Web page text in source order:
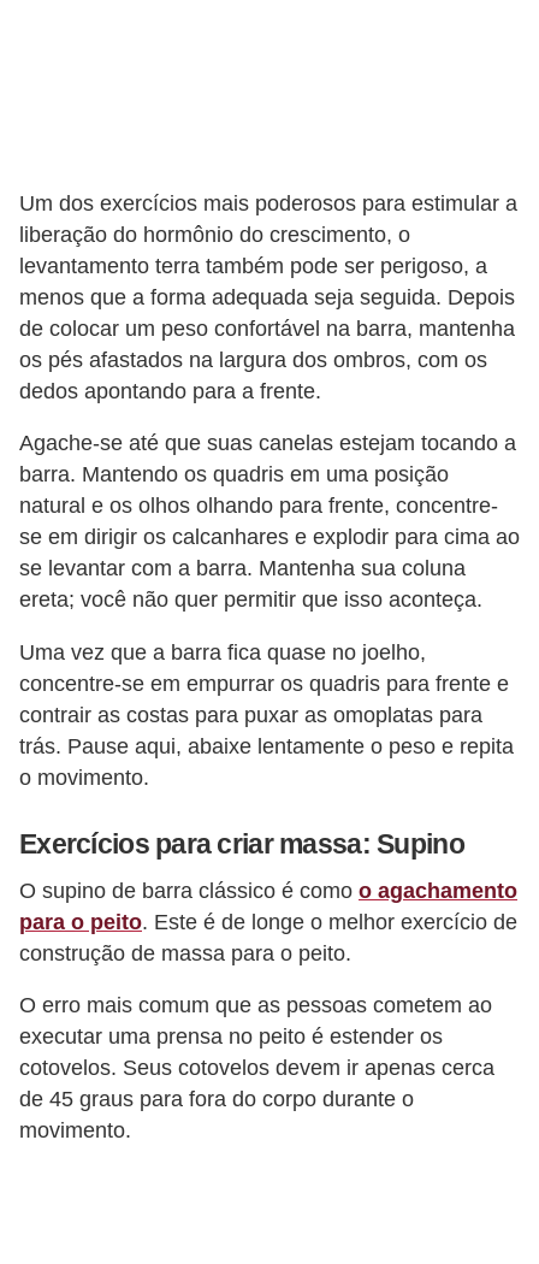
Um dos exercícios mais poderosos para estimular a
liberação do hormônio do crescimento, o
levantamento terra também pode ser perigoso, a
menos que a forma adequada seja seguida. Depois
de colocar um peso confortável na barra, mantenha
os pés afastados na largura dos ombros, com os
dedos apontando para a frente.
Agache-se até que suas canelas estejam tocando a
barra. Mantendo os quadris em uma posição
natural e os olhos olhando para frente, concentre-
se em dirigir os calcanhares e explodir para cima ao
se levantar com a barra. Mantenha sua coluna
ereta; você não quer permitir que isso aconteça.
Uma vez que a barra fica quase no joelho,
concentre-se em empurrar os quadris para frente e
contrair as costas para puxar as omoplatas para
trás. Pause aqui, abaixe lentamente o peso e repita
o movimento.
Exercícios para criar massa: Supino
O supino de barra clássico é como o agachamento
para o peito. Este é de longe o melhor exercício de
construção de massa para o peito.
O erro mais comum que as pessoas cometem ao
executar uma prensa no peito é estender os
cotovelos. Seus cotovelos devem ir apenas cerca
de 45 graus para fora do corpo durante o
movimento.
m
a
s
c
l
n
s
P
é
s
e
m
ã
o
o
u
a
s
e
a